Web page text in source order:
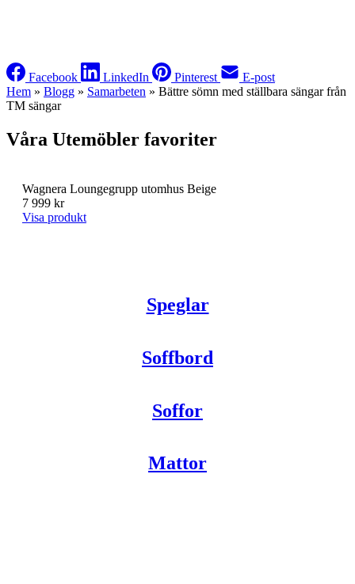
Facebook LinkedIn Pinterest
E-post
Hem » Blogg » Samarbeten » Bättre sömn med ställbara sängar från
TM sängar
Våra Utemöbler favoriter
Wagnera Loungegrupp utomhus Beige
7 999 kr
Visa produkt
Speglar
Soffbord
Soffor
Mattor